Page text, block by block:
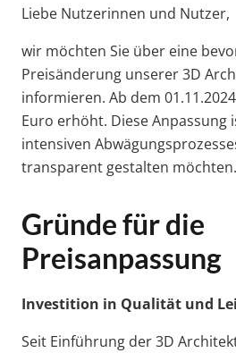
Liebe Nutzerinnen und Nutzer,
wir möchten Sie über eine
Preisänderung unserer 3D
informieren. Ab dem
Euro erhöht. Diese Anpassung
intensiven
transparent gestalten möchten.
Gründe für die
Preisanpassung
Investition in Qualität und
Seit Einführung der 3D